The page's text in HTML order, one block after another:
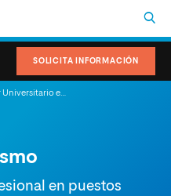
SOLICITA INFORMACIÓN
en puestos